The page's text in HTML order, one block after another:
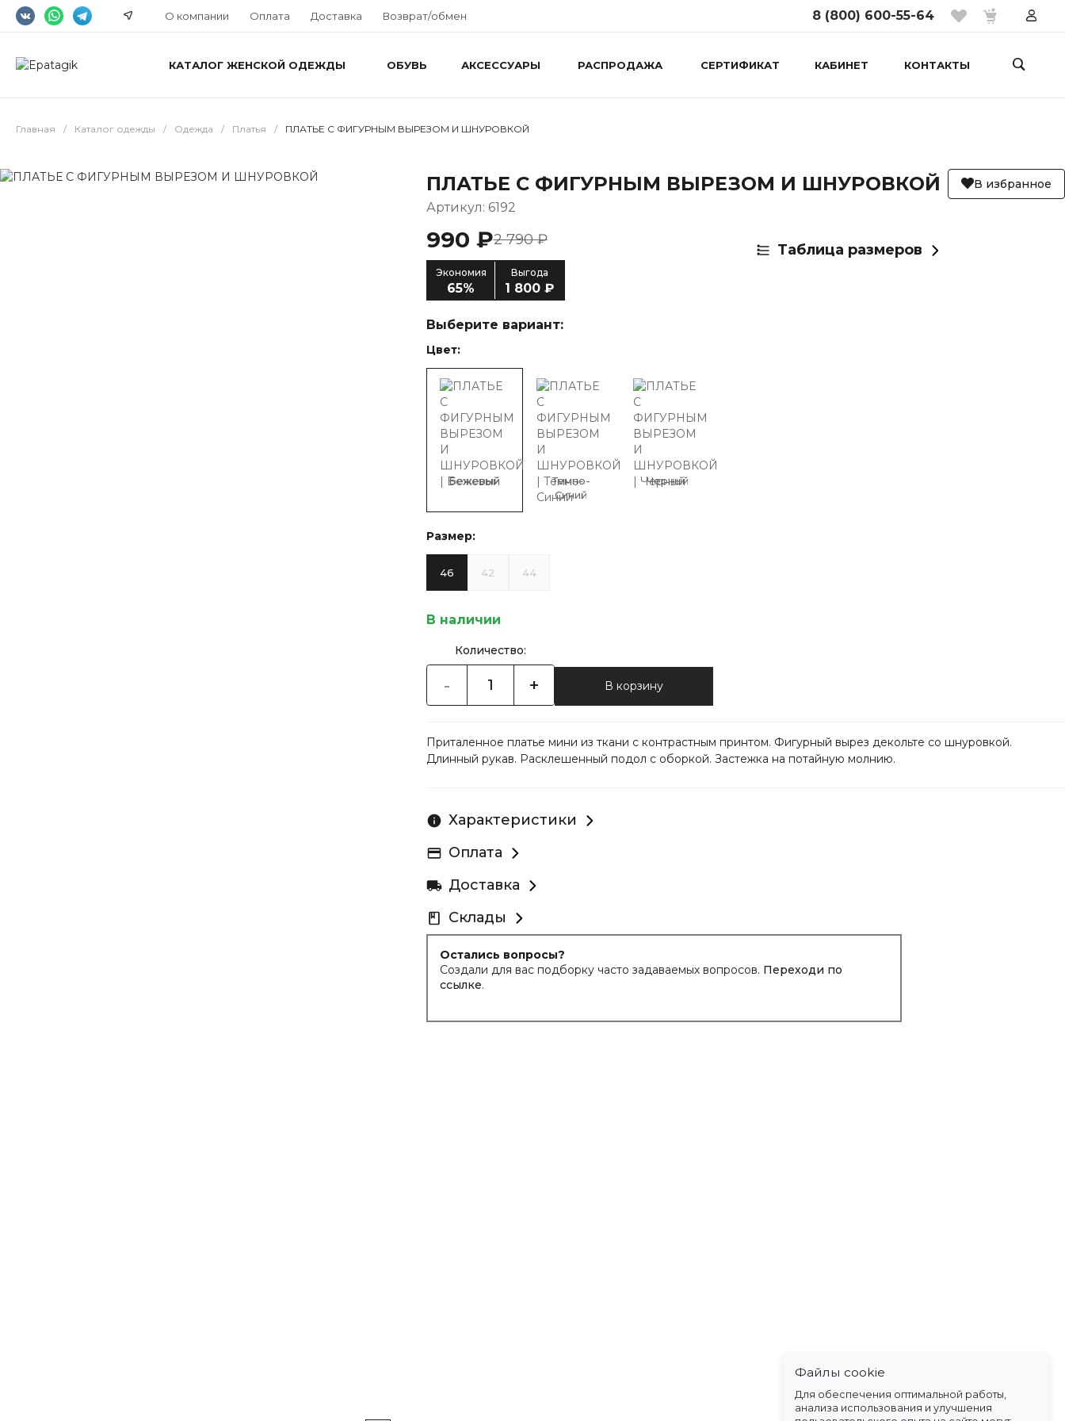
О компании Оплата Доставка Возврат/обмен 8 (800) 600-55-64
КАТАЛОГ ЖЕНСКОЙ ОДЕЖДЫ ОБУВЬ АКСЕССУАРЫ РАСПРОДАЖА СЕРТИФИКАТ КАБИНЕТ КОНТАКТЫ
Главная / Каталог одежды / Одежда / Платья / ПЛАТЬЕ С ФИГУРНЫМ ВЫРЕЗОМ И ШНУРОВКОЙ
ПЛАТЬЕ С ФИГУРНЫМ ВЫРЕЗОМ И ШНУРОВКОЙ В избранное
Артикул: 6192
990 ₽2 790 ₽
Экономия
65%
Выгода
1 800 ₽
Выберите вариант:
Цвет:
Бежевый
Темно-
Синий
Черный
Размер:
46 42 44
В наличии
Количество:
- + В корзину
Таблица размеров
Приталенное платье мини из ткани с контрастным принтом. Фигурный вырез декольте со шнуровкой.
Длинный рукав. Расклешенный подол с оборкой. Застежка на потайную молнию.
Характеристики
Оплата
Доставка
Склады
Остались вопросы?
Создали для вас подборку часто задаваемых вопросов. Переходи по
ссылке.
Файлы cookie
Для обеспечения оптимальной работы,
анализа использования и улучшения